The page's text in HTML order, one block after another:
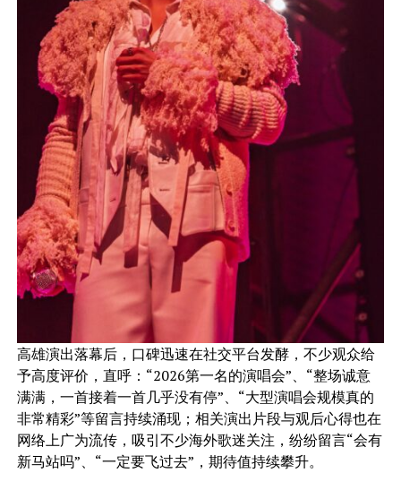
高雄演出落幕后，口碑迅速在社交平台发酵，不少观众给
予高度评价，直呼：“2026第一名的演唱会”、“整场诚意
满满，一首接着一首几乎没有停”、“大型演唱会规模真的
非常精彩”等留言持续涌现；相关演出片段与观后心得也在
网络上广为流传，吸引不少海外歌迷关注，纷纷留言“会有
新马站吗”、“一定要飞过去”，期待值持续攀升。